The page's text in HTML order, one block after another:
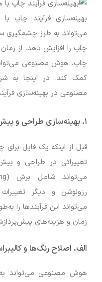
می‌تواند به طرز چشمگیری
چاپ را افزایش دهد. از
چاپ، هوش مصنوعی
کمک کند. در اینجا به
مصنوعی در بهینه‌سازی
۱. بهینه‌سازی طراحی و پیش‌پردازش فایل‌ها
قبل از اینکه یک فایل
تغییراتی در طراحی و
رزولوشن و دیگر
می‌تواند این فرآیندها را
زمان و هزینه‌های
الف. اصلاح رنگ‌ها و
هوش مصنوعی می‌تواند